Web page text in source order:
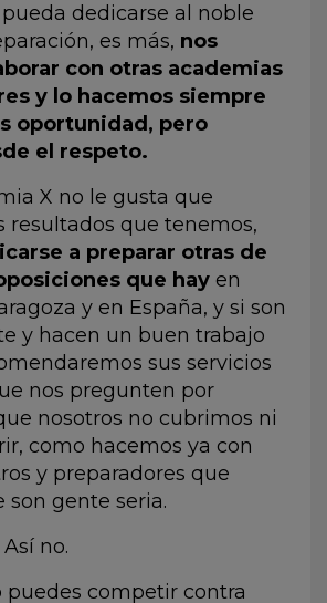
dedicarse al noble
es más, nos
con otras academias
y lo hacemos siempre
oportunidad, pero
el respeto.
X no le gusta que
resultados que tenemos,
a preparar otras de
que hay en
y en España, y si son
y hacen un buen trabajo
sus servicios
nos pregunten por
nosotros no cubrimos ni
como hacemos ya con
y preparadores que
son gente seria.
no.
puedes competir contra